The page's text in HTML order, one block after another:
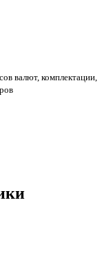
валют, комплектации,